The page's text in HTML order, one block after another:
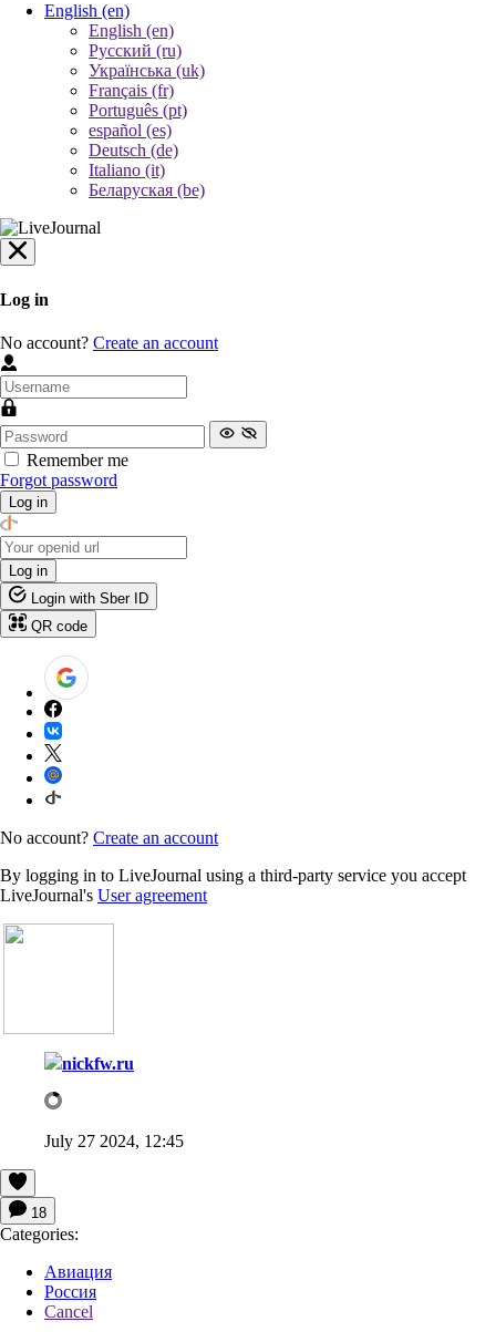
English (en)
English (en)
Русский (ru)
Українська (uk)
Français (fr)
Português (pt)
español (es)
Deutsch (de)
Italiano (it)
Беларуская (be)
Log in
No account? Create an account
Remember me
Forgot password
Log in
Log in
Login with Sber ID
QR code
No account? Create an account
By logging in to LiveJournal using a third-party service you accept
LiveJournal's User agreement
nickfw.ru
July 27 2024, 12:45
18
Categories:
Авиация
Россия
Cancel